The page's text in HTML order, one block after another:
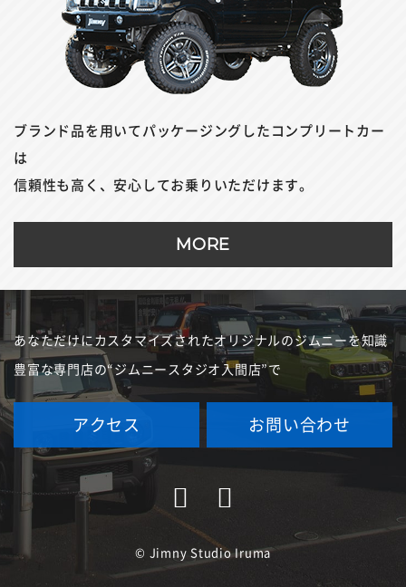
ブランド品を用いてパッケージングしたコンプリートカー
は
信頼性も高く、安心してお乗りいただけます。
MORE
あなただけにカスタマイズされたオリジナルのジムニーを知識
豊富な専門店の“ジムニースタジオ入間店”で
アクセス お問い合わせ
© Jimny Studio Iruma